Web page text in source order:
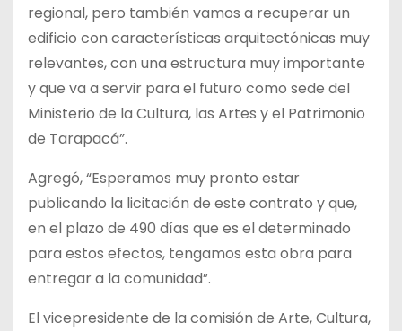
regional, pero también vamos a recuperar un
edificio con características arquitectónicas muy
relevantes, con una estructura muy importante
y que va a servir para el futuro como sede del
Ministerio de la Cultura, las Artes y el Patrimonio
de Tarapacá”.
Agregó, “Esperamos muy pronto estar
publicando la licitación de este contrato y que,
en el plazo de 490 días que es el determinado
para estos efectos, tengamos esta obra para
entregar a la comunidad”.
El vicepresidente de la comisión de Arte, Cultura,